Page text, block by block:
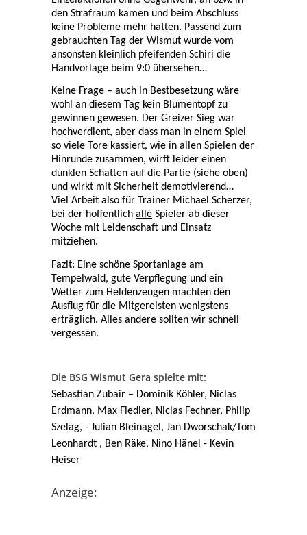
den Strafraum kamen und beim Abschluss
keine Probleme mehr hatten. Passend zum
gebrauchten Tag der Wismut wurde vom
ansonsten kleinlich pfeifenden Schiri die
Handvorlage beim 9:0 übersehen…
Keine Frage – auch in Bestbesetzung wäre
wohl an diesem Tag kein Blumentopf zu
gewinnen gewesen. Der Greizer Sieg war
hochverdient, aber dass man in einem Spiel
so viele Tore kassiert, wie in allen Spielen der
Hinrunde zusammen, wirft leider einen
dunklen Schatten auf die Partie (siehe oben)
und wirkt mit Sicherheit demotivierend…
Viel Arbeit also für Trainer Michael Scherzer,
bei der hoffentlich alle Spieler ab dieser
Woche mit Leidenschaft und Einsatz
mitziehen.
Fazit: Eine schöne Sportanlage am
Tempelwald, gute Verpflegung und ein
Wetter zum Heldenzeugen machten den
Ausflug für die Mitgereisten wenigstens
erträglich. Alles andere sollten wir schnell
vergessen.
Die BSG Wismut Gera spielte mit:
Sebastian Zubair – Dominik Köhler, Niclas
Erdmann, Max Fiedler, Niclas Fechner, Philip
Szelag, - Julian Bleinagel, Jan Dworschak/Tom
Leonhardt , Ben Räke, Nino Hänel - Kevin
Heiser
Anzeige: